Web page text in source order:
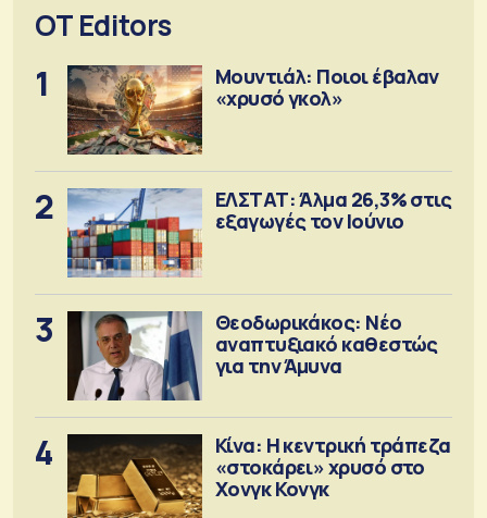
OT Editors
1
Μουντιάλ: Ποιοι έβαλαν
«χρυσό γκολ»
2
ΕΛΣΤΑΤ: Άλμα 26,3% στις
εξαγωγές τον Ιούνιο
3
Θεοδωρικάκος: Νέο
αναπτυξιακό καθεστώς
για την Άμυνα
4
Κίνα: Η κεντρική τράπεζα
«στοκάρει» χρυσό στο
Χονγκ Κονγκ